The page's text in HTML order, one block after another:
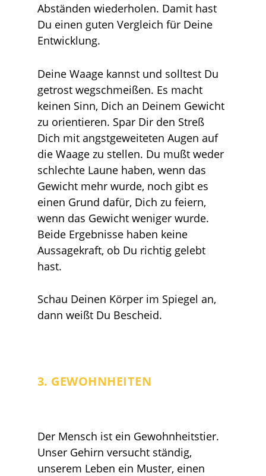
Abständen wiederholen. Damit hast
Du einen guten Vergleich für Deine
Entwicklung.
Deine Waage kannst und solltest Du
getrost wegschmeißen. Es macht
keinen Sinn, Dich an Deinem Gewicht
zu orientieren. Spar Dir den Streß
Dich mit angstgeweiteten Augen auf
die Waage zu stellen. Du mußt weder
schlechte Laune haben, wenn das
Gewicht mehr wurde, noch gibt es
einen Grund dafür, Dich zu feiern,
wenn das Gewicht weniger wurde.
Beide Ergebnisse haben keine
Aussagekraft, ob Du richtig gelebt
hast.
Schau Deinen Körper im Spiegel an,
dann weißt Du Bescheid.
3. GEWOHNHEITEN
Der Mensch ist ein Gewohnheitstier.
Unser Gehirn versucht ständig,
unserem Leben ein Muster, einen